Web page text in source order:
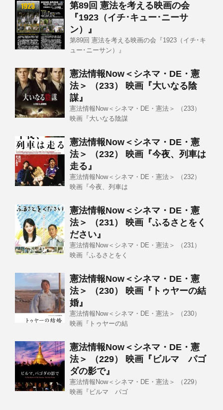
第89回 憲法を考える映画の会
『1923（イチ･キュー･ニーサ
ン）』
第89回 憲法を考える映画の会『1923（イチ･キ
ュー･ニーサン）』
憲法情報Now＜シネマ・DE・憲
法＞ （233） 映画『大いなる陰
謀』
憲法情報Now＜シネマ・DE・憲法＞ （233）
映画『大いなる陰謀
憲法情報Now＜シネマ・DE・憲
法＞ （232） 映画『今夜、列車は
走る』
憲法情報Now＜シネマ・DE・憲法＞ （232）
映画『今夜、列車は
憲法情報Now＜シネマ・DE・憲
法＞ （231） 映画『ふるさとをく
ださい』
憲法情報Now＜シネマ・DE・憲法＞ （231）
映画『ふるさとをく
憲法情報Now＜シネマ・DE・憲
法＞ （230） 映画『トゥヤーの結
婚』
憲法情報Now＜シネマ・DE・憲法＞ （230）
映画『トゥヤーの結
憲法情報Now＜シネマ・DE・憲
法＞ （229） 映画『ビルマ パゴ
ダの影で』
憲法情報Now＜シネマ・DE・憲法＞ （229）
映画『ビルマ パゴ